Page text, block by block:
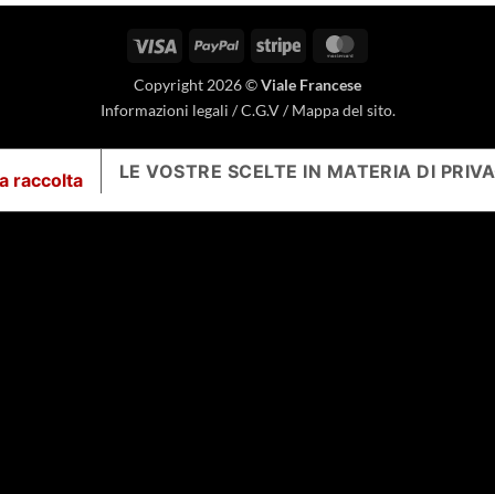
Visto PayPal Striscia
Copyright 2026 ©Viale Francese
Informazioni legali /C.G.V/ Mappa del sito.
raccolta LE VOSTRE SCELTE IN MATERIA DI